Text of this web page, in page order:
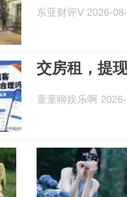
东亚财评V 2026-
交房租，提
童童聊娱乐啊